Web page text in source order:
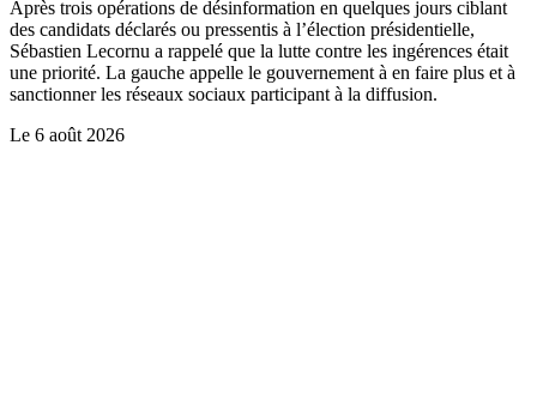
Après trois opérations de désinformation en quelques jours ciblant
des candidats déclarés ou pressentis à l’élection présidentielle,
Sébastien Lecornu a rappelé que la lutte contre les ingérences était
une priorité. La gauche appelle le gouvernement à en faire plus et à
sanctionner les réseaux sociaux participant à la diffusion.
Le 6 août 2026